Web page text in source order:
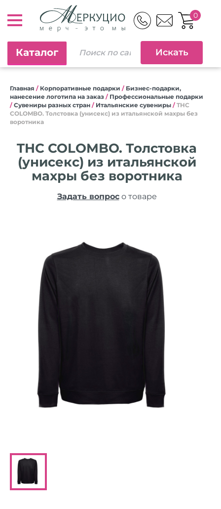
0
Каталог
Главная / Корпоративные подарки / Бизнес-подарки,
нанесение логотипа на заказ / Профессиональные подарки
/ Сувениры разных стран / Итальянские сувениры / THC
COLOMBO. Толстовка (унисекс) из итальянской махры без
воротника
THC COLOMBO. Толстовка
(унисекс) из итальянской
махры без воротника
Задать вопросо товаре